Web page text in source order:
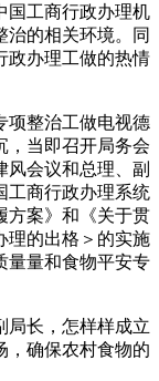
工商行政办理机
治的相关环境。同
政办理工做的热情
整治工做电视德
，当即召开局务会
会议和总理、副
工商行政办理系统
方案》和《关于贯
理的出格＞的实施
量量和食物平安专
长，怎样样成立
，确保农村食物的